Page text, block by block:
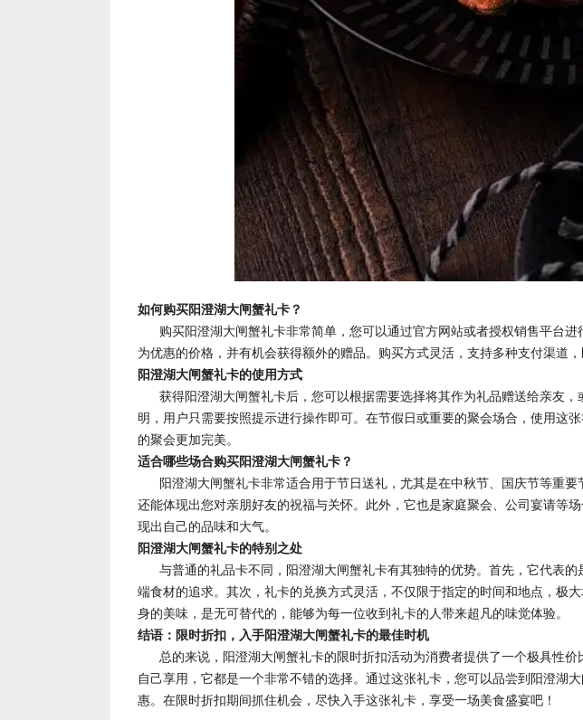
如何购买阳澄湖大闸蟹礼卡？
购买阳澄湖大闸蟹礼卡非常简单，您可以通过官方网站或者授权销售平台
为优惠的价格，并有机会获得额外的赠品。购买方式灵活，支持多种支付渠道
阳澄湖大闸蟹礼卡的使用方式
获得阳澄湖大闸蟹礼卡后，您可以根据需要选择将其作为礼品赠送给亲友
明，用户只需要按照提示进行操作即可。在节假日或重要的聚会场合，使用这
的聚会更加完美。
适合哪些场合购买阳澄湖大闸蟹礼卡？
阳澄湖大闸蟹礼卡非常适合用于节日送礼，尤其是在中秋节、国庆节等重
还能体现出您对亲朋好友的祝福与关怀。此外，它也是家庭聚会、公司宴请等
现出自己的品味和大气。
阳澄湖大闸蟹礼卡的特别之处
与普通的礼品卡不同，阳澄湖大闸蟹礼卡有其独特的优势。首先，它代表
端食材的追求。其次，礼卡的兑换方式灵活，不仅限于指定的时间和地点，极
身的美味，是无可替代的，能够为每一位收到礼卡的人带来超凡的味觉体验。
结语：限时折扣，入手阳澄湖大闸蟹礼卡的最佳时机
总的来说，阳澄湖大闸蟹礼卡的限时折扣活动为消费者提供了一个极具性
自己享用，它都是一个非常不错的选择。通过这张礼卡，您可以品尝到阳澄湖
惠。在限时折扣期间抓住机会，尽快入手这张礼卡，享受一场美食盛宴吧！